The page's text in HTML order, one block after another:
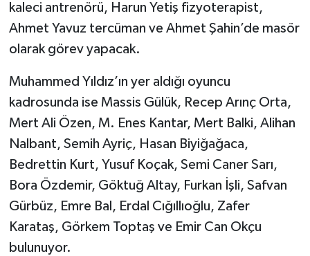
kaleci antrenörü, Harun Yetiş fizyoterapist,
Ahmet Yavuz tercüman ve Ahmet Şahin’de masör
olarak görev yapacak.
Muhammed Yıldız’ın yer aldığı oyuncu
kadrosunda ise Massis Gülük, Recep Arınç Orta,
Mert Ali Özen, M. Enes Kantar, Mert Balki, Alihan
Nalbant, Semih Ayriç, Hasan Biyiğağaca,
Bedrettin Kurt, Yusuf Koçak, Semi Caner Sarı,
Bora Özdemir, Göktuğ Altay, Furkan İşli, Safvan
Gürbüz, Emre Bal, Erdal Cığıllıoğlu, Zafer
Karataş, Görkem Toptaş ve Emir Can Okçu
bulunuyor.